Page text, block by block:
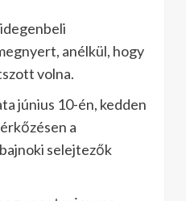
anélkül, hogy
volna.
június 10-én, kedden
a
selejtezők